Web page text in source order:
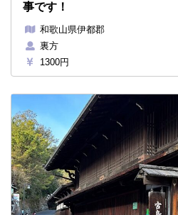
事です！
和歌山県伊都郡
裏方
1300円